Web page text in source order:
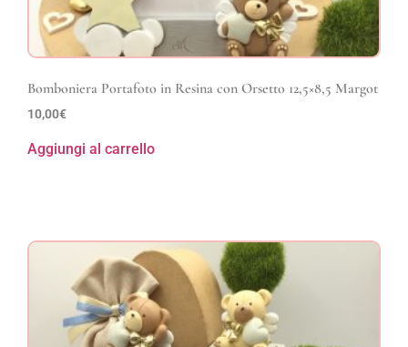
Bomboniera Portafoto in Resina con Orsetto 12,5×8,5 Margot
10,00€
Aggiungi al carrello